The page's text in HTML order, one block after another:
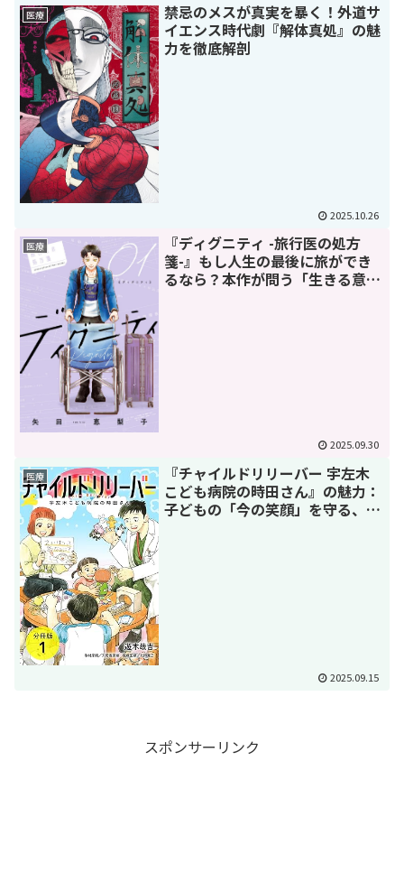
医療
禁忌のメスが真実を暴く！外道サ
イエンス時代劇『解体真処』の魅
力を徹底解剖
2025.10.26
医療
『ディグニティ -旅行医の処方
箋-』もし人生の最後に旅ができ
るなら？本作が問う「生きる意
2025.09.30
医療
『チャイルドリリーバー 宇左木
こども病院の時田さん』の魅力：
子どもの「今の笑顔」を守る、新
2025.09.15
スポンサーリンク